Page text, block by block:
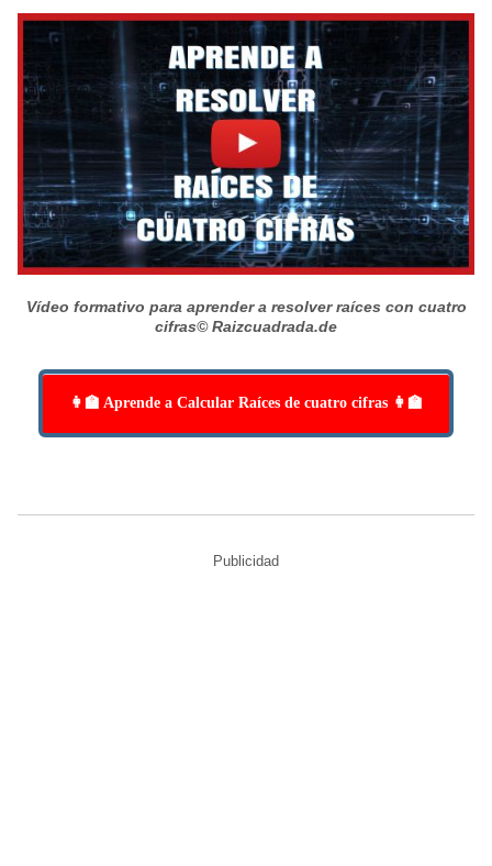
Vídeo formativo para aprender a resolver raíces con cuatro
cifras© Raizcuadrada.de
👩‍🏫 Aprende a Calcular Raíces de cuatro cifras 👩‍🏫
Publicidad